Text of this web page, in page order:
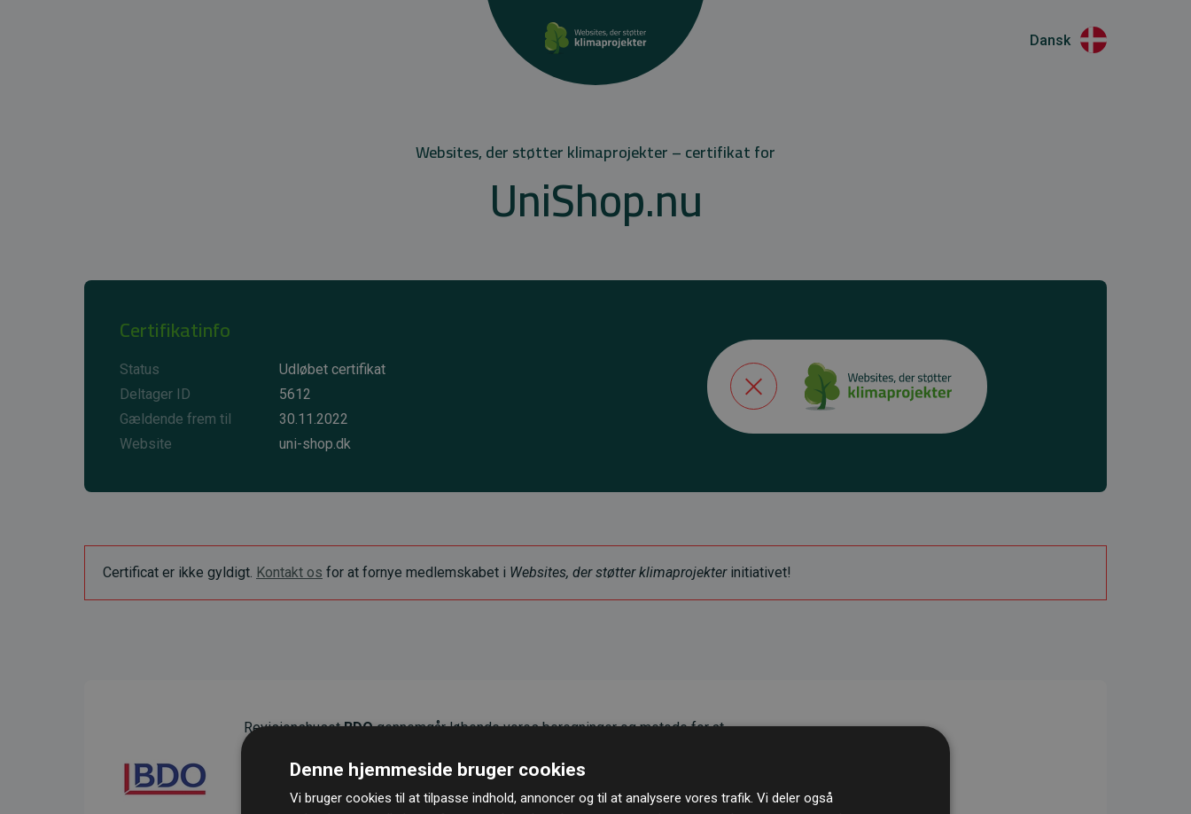
Dansk
Websites, der støtter klimaprojekter – certifikat for
UniShop.nu
Certifikatinfo
Status
Udløbet certifikat
Deltager ID
5612
Gældende frem til
30.11.2022
Website
uni-shop.dk
Certificat er ikke gyldigt. Kontakt os for at fornye medlemskabet i Websites, der støtter klimaprojekterinitiativet!
RevisionshusetBDOgennemgår løbende vores beregninger og metode for at
Denne hjemmeside bruger cookies
Vi bruger cookies til at tilpasse indhold, annoncer og til at analysere vores trafik. Vi deler også